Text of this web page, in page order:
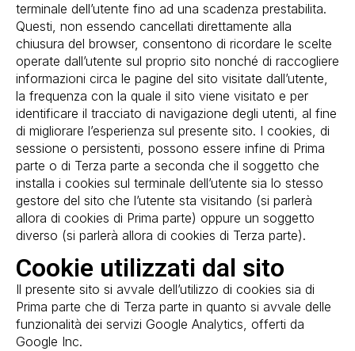
terminale dell’utente fino ad una scadenza prestabilita.
Questi, non essendo cancellati direttamente alla
chiusura del browser, consentono di ricordare le scelte
operate dall’utente sul proprio sito nonché di raccogliere
informazioni circa le pagine del sito visitate dall’utente,
la frequenza con la quale il sito viene visitato e per
identificare il tracciato di navigazione degli utenti, al fine
di migliorare l’esperienza sul presente sito. I cookies, di
sessione o persistenti, possono essere infine di Prima
parte o di Terza parte a seconda che il soggetto che
installa i cookies sul terminale dell’utente sia lo stesso
gestore del sito che l’utente sta visitando (si parlerà
allora di cookies di Prima parte) oppure un soggetto
diverso (si parlerà allora di cookies di Terza parte).
Cookie utilizzati dal sito
Il presente sito si avvale dell’utilizzo di cookies sia di
Prima parte che di Terza parte in quanto si avvale delle
funzionalità dei servizi Google Analytics, offerti da
Google Inc.